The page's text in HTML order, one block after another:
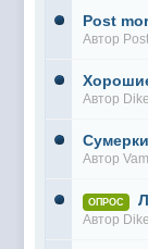
@ king
@ zest
@
@
Post
Автор
Автор
Автор
ОПРОС
Автор